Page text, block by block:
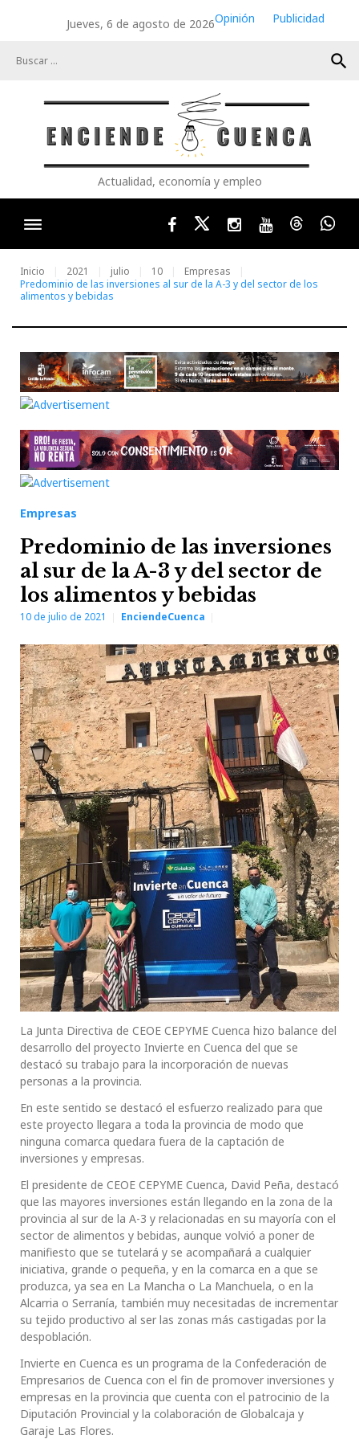
Jueves, 6 de agosto de 2026Opinión
Publicidad
search
Actualidad, economía y empleo
FacebookTwitterInstagram
YoutubeThreads
Inicio 2021 julio 10
Empresas
Predominio de las inversiones al sur de la A-3 y del sector de los
alimentos y bebidas
Empresas
Predominio de las inversiones
al sur de la A-3 y del sector de
los alimentos y bebidas
10 de julio de 2021 EnciendeCuenca
La Junta Directiva de CEOE CEPYME Cuenca hizo balance del
desarrollo del proyecto Invierte en Cuenca del que se
destacó su trabajo para la incorporación de nuevas
personas a la provincia.
En este sentido se destacó el esfuerzo realizado para que
este proyecto llegara a toda la provincia de modo que
ninguna comarca quedara fuera de la captación de
inversiones y empresas.
El presidente de CEOE CEPYME Cuenca, David Peña, destacó
que las mayores inversiones están llegando en la zona de la
provincia al sur de la A-3 y relacionadas en su mayoría con el
sector de alimentos y bebidas, aunque volvió a poner de
manifiesto que se tutelará y se acompañará a cualquier
iniciativa, grande o pequeña, y en la comarca en a que se
produzca, ya sea en La Mancha o La Manchuela, o en la
Alcarria o Serranía, también muy necesitadas de incrementar
su tejido productivo al ser las zonas más castigadas por la
despoblación.
Invierte en Cuenca es un programa de la Confederación de
Empresarios de Cuenca con el fin de promover inversiones y
empresas en la provincia que cuenta con el patrocinio de la
Diputación Provincial y la colaboración de Globalcaja y
Garaje Las Flores.